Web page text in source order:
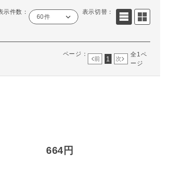
示件数：
60件
表示切替：
ページ：
前 1 次
全1ペ
ージ
664円